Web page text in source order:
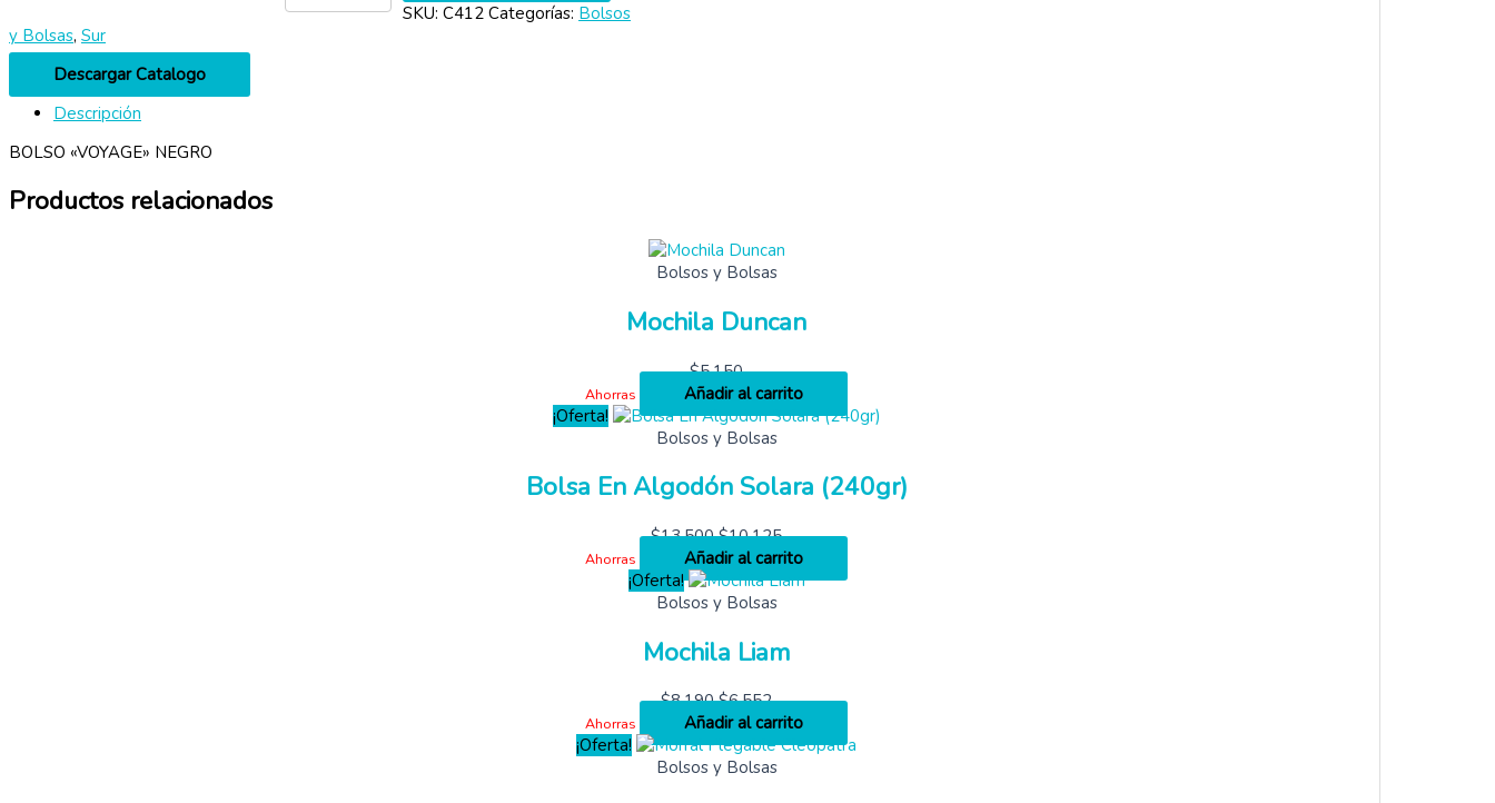
SKU: C412 Categorías: Bolsos
y Bolsas, Sur
Descargar Catalogo
Descripción
BOLSO «VOYAGE» NEGRO
Productos relacionados
Bolsos y Bolsas
Mochila Duncan
$5,150
Ahorras
Añadir al carrito
¡Oferta!
Bolsos y Bolsas
Bolsa En Algodón Solara (240gr)
$13,500 $10,125
Ahorras
Añadir al carrito
¡Oferta!
Bolsos y Bolsas
Mochila Liam
$8,190 $6,552
Ahorras
Añadir al carrito
¡Oferta!
Bolsos y Bolsas